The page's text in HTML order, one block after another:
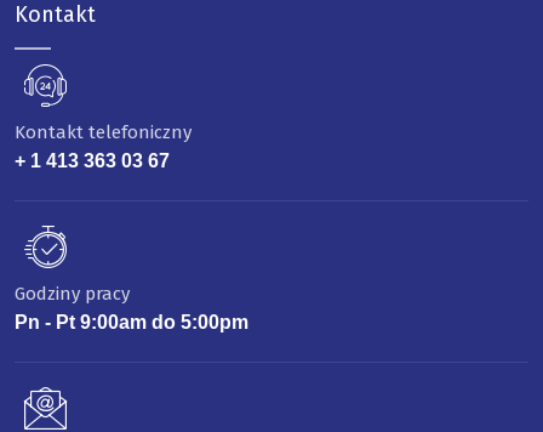
Kontakt
Kontakt telefoniczny
+ 1 413 363 03 67
Godziny pracy
Pn - Pt 9:00am do 5:00pm